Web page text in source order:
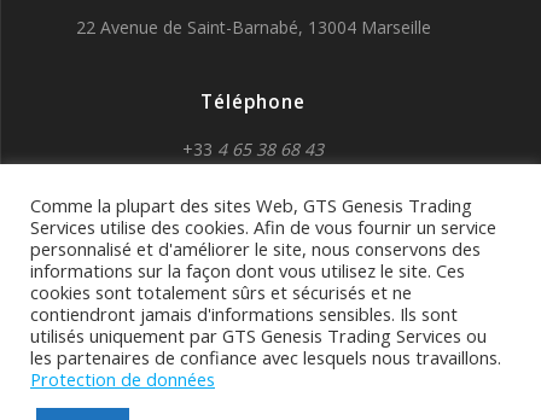
22 Avenue de Saint-Barnabé, 13004 Marseille
Téléphone
+33 4 65 38 68 43
GTS Genesis Trading
Services
© 2026 GTS Genesis Trading Services. Construit avec
Comme la plupart des sites Web, GTS Genesis Trading
Services utilise des cookies. Afin de vous fournir un service
personnalisé et d'améliorer le site, nous conservons des
informations sur la façon dont vous utilisez le site. Ces
cookies sont totalement sûrs et sécurisés et ne
contiendront jamais d'informations sensibles. Ils sont
utilisés uniquement par GTS Genesis Trading Services ou
les partenaires de confiance avec lesquels nous travaillons.
Protection de données